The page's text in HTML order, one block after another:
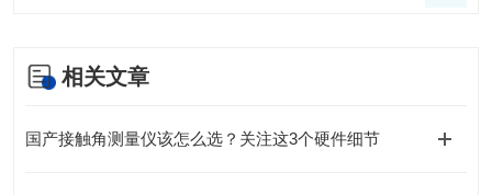
相关文章
国产接触角测量仪该怎么选？关注这3个硬件细节